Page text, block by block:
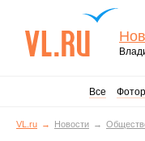
Все
VL.ru Новости